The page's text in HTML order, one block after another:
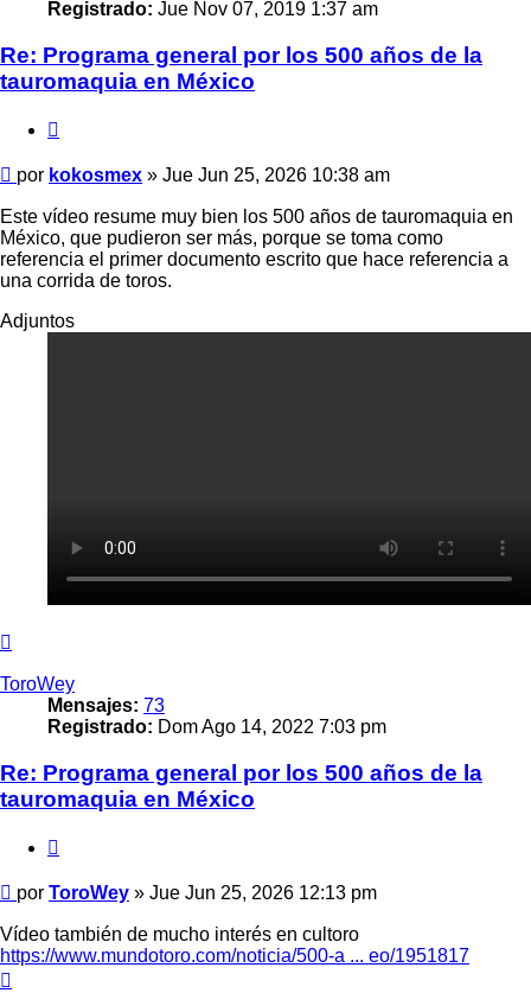
Registrado: Jue Nov 07, 2019 1:37 am
Re: Programa general por los 500 años de la
tauromaquia en México
Mensaje
por kokosmex » Jue Jun 25, 2026 10:38 am
Este vídeo resume muy bien los 500 años de tauromaquia en
México, que pudieron ser más, porque se toma como
referencia el primer documento escrito que hace referencia a
una corrida de toros.
Adjuntos
ToroWey
Mensajes: 73
Registrado: Dom Ago 14, 2022 7:03 pm
Re: Programa general por los 500 años de la
tauromaquia en México
Mensaje
por ToroWey » Jue Jun 25, 2026 12:13 pm
Vídeo también de mucho interés en cultoro
https://www.mundotoro.com/noticia/500-a ... eo/1951817